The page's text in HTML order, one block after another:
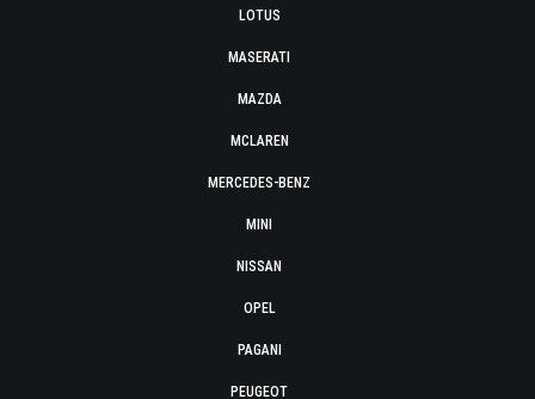
LOTUS
MASERATI
MAZDA
MCLAREN
MERCEDES-BENZ
MINI
NISSAN
OPEL
PAGANI
PEUGEOT